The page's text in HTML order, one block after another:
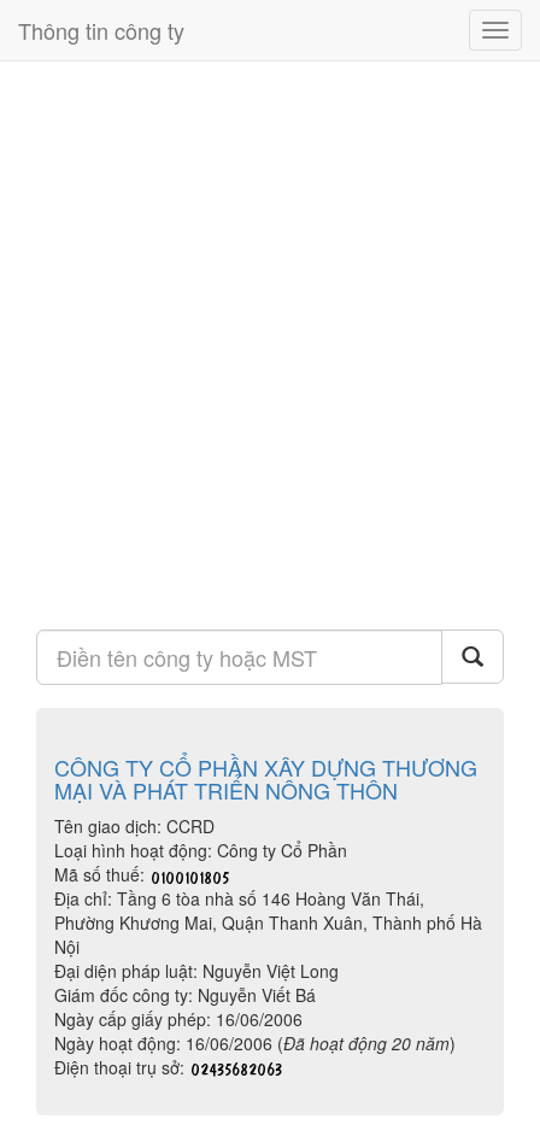
Thông tin công ty
CÔNG TY CỔ PHẦN XÂY DỰNG THƯƠNG
MẠI VÀ PHÁT TRIỂN NÔNG THÔN
Tên giao dịch: CCRD
Loại hình hoạt động: Công ty Cổ Phần
Mã số thuế:
Địa chỉ: Tầng 6 tòa nhà số 146 Hoàng Văn Thái,
Phường Khương Mai, Quận Thanh Xuân, Thành phố Hà
Nội
Đại diện pháp luật: Nguyễn Việt Long
Giám đốc công ty: Nguyễn Viết Bá
Ngày cấp giấy phép: 16/06/2006
Ngày hoạt động: 16/06/2006 (Đã hoạt động 20 năm)
Điện thoại trụ sở: